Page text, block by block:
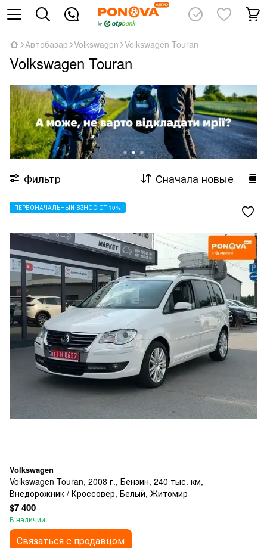
Автобазар Volkswagen Volkswagen Touran
Volkswagen Touran
Фильтр Сначала новые
ПЕРВОНАЧАЛЬНЫЙ ВЗНОС ОТ 10%
Volkswagen
Volkswagen Touran, 2008 г., Бензин, 240 тыс. км,
Внедорожник / Кроссовер, Белый, Житомир
$7 400
В наличии
Связаться с продавцом